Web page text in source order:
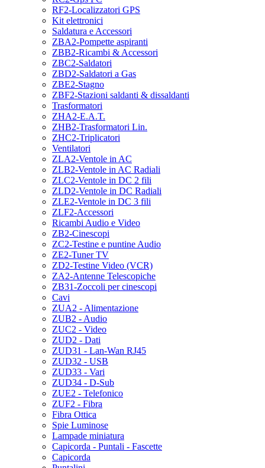
RF2-Localizzatori GPS
Kit elettronici
Saldatura e Accessori
ZBA2-Pompette aspiranti
ZBB2-Ricambi & Accessori
ZBC2-Saldatori
ZBD2-Saldatori a Gas
ZBE2-Stagno
ZBF2-Stazioni saldanti & dissaldanti
Trasformatori
ZHA2-E.A.T.
ZHB2-Trasformatori Lin.
ZHC2-Triplicatori
Ventilatori
ZLA2-Ventole in AC
ZLB2-Ventole in AC Radiali
ZLC2-Ventole in DC 2 fili
ZLD2-Ventole in DC Radiali
ZLE2-Ventole in DC 3 fili
ZLF2-Accessori
Ricambi Audio e Video
ZB2-Cinescopi
ZC2-Testine e puntine Audio
ZE2-Tuner TV
ZD2-Testine Video (VCR)
ZA2-Antenne Telescopiche
ZB31-Zoccoli per cinescopi
Cavi
ZUA2 - Alimentazione
ZUB2 - Audio
ZUC2 - Video
ZUD2 - Dati
ZUD31 - Lan-Wan RJ45
ZUD32 - USB
ZUD33 - Vari
ZUD34 - D-Sub
ZUE2 - Telefonico
ZUF2 - Fibra
Fibra Ottica
Spie Luminose
Lampade miniatura
Capicorda - Puntali - Fascette
Capicorda